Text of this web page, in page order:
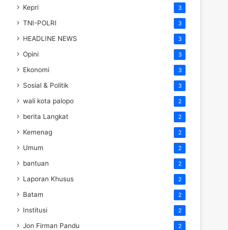
Kepri 3
TNI-POLRI 3
HEADLINE NEWS 3
Opini 3
Ekonomi 3
Sosial & Politik 3
wali kota palopo 2
berita Langkat 2
Kemenag 2
Umum 2
bantuan 2
Laporan Khusus 2
Batam 2
Institusi 2
Jon Firman Pandu 2